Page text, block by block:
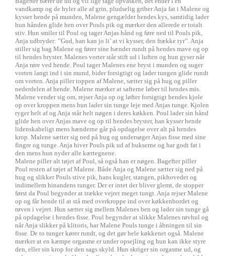
vandkamp og de hyler alle af grin, pludselig griber Anja fat i Malene og
kysser hende på munden, Malene gengælder hendes kys, samtidig lader
hun hånden glide hen over Pouls pik og mærker den allerede er totalt
stiv. Hun smiler til Poul og tager Anjas hånd og føre ned til Pouls pik,
Anja udbryder: ”Gud, han kan jo li’ at vi kysser, den frække tyr”. Anja
stiller sig bag Malene og fører sine hænder rundt på hendes mave og op
til hendes bryster. Malenes vorter står stift ud i luften og hun gyser når
Anja røre ved hende. Poul tager Malenes ene bryst i munden og suger
vorten langt ind i sin mund, bider forsigtigt og lader tungen glide rundt
om vorten. Anja piller toppen af Malene, sætter sig på hug og piller
nederdelen af hende. Malene mærker at safterne løber til hendes mis.
Malene vender sig om, rejser Anja op og løfter forsigtigt hendes kjole
op over kroppen mens hun lader sin tunge leje med Anjas tunge. Kjolen
ryger helt af og Anja står helt nøgen i deres køkken. Poul lader sin hånd
glide hen over Anjas mave og op til hendes bryster, han kysser hende
lidenskabeligt mens hænderne går på opdagelse over alt på hendes
krop. Malene sætter sig ned på hug og undersøger Anjas fisse med sine
fingre og tunge. Anja hiver Pouls pik ud af bukserne og har godt fat i
den mens hun nyder alle kærtegnene.
Malene piller alt tøjet af Poul, så også han er nøgen. Bagefter piller
Poul resten af tøjet af Malene. Både Anja og Malene sætter sig ned på
hug og slikker Pouls stive pik, hans kugler, stangen, pikhovedet og
indimellem hinandens tunger. Der er intet der bliver glemt, de stopper
først da Poul begynder at trække vejret meget tungt. Anja rejser Malene
op og får hende til at stå med overkroppe ind over køkkenbordet og
røven i vejret. Hun sætter sig mellem Malenes ben og lader sin tunge gå
på opdagelse i hendes fisse. Poul begynder at slikke Malenes røvhul og
når Anja slikker på klitoris, har Malene Pouls tunge i åbningen til sin
fisse. De to tunger kører rundt, og det gør hele køkkenet også. Malene
mærker at en kæmpe orgasme er under opsejling og hun kan ikke styre
den, eller sin krop for den sags skyld. Hun skriger sin orgasme ud, og